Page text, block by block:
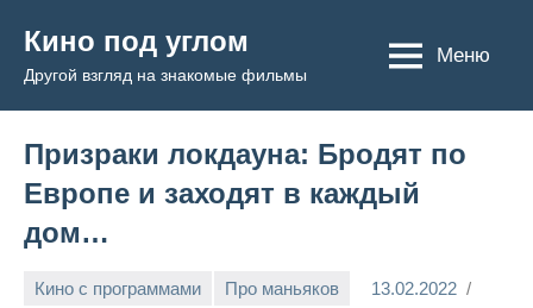
содержимому
Кино под углом
Другой взгляд на знакомые фильмы
Меню
Призраки локдауна: Бродят по
Европе и заходят в каждый
дом…
Кино с программами Про маньяков
13.02.2022